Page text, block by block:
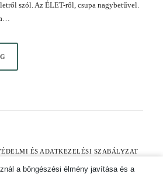
szól. Az ÉLET-ről, csupa nagybetűvel.
ÉS ADATKEZELÉSI SZABÁLYZAT
a böngészési élmény javítása és a